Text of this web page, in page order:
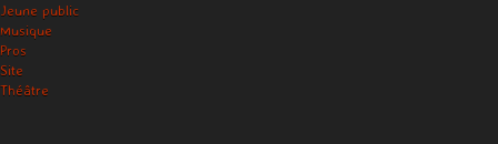
Jeune public
Musique
Pros
Site
Théâtre